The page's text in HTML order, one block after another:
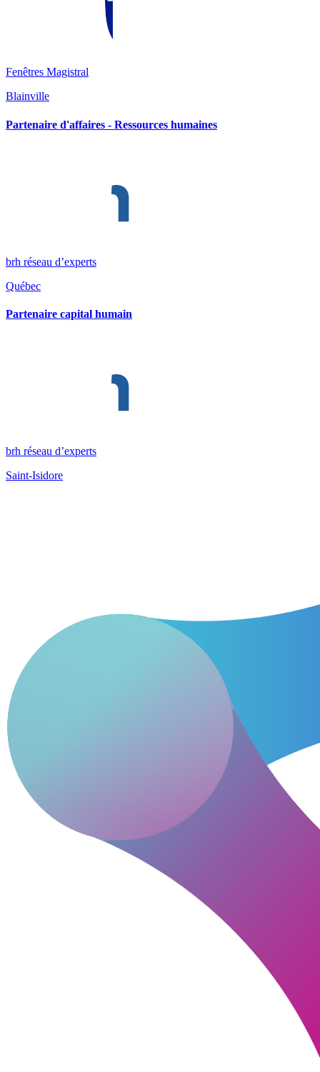
Fenêtres Magistral
Blainville
Partenaire d'affaires - Ressources humaines
brh réseau d’experts
Québec
Partenaire capital humain
brh réseau d’experts
Saint-Isidore